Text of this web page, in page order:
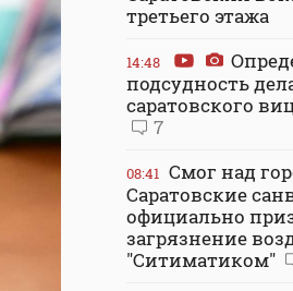
третьего этажа
14:48
подсудность
саратовского
7
08:41 Смог над
Саратовские
официально
загрязнение
"Ситиматиком"